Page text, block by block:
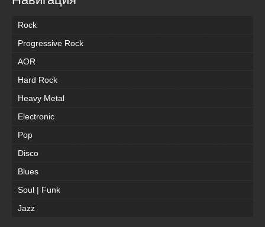
Rock
Progressive Rock
AOR
Hard Rock
Heavy Metal
Electronic
Pop
Disco
Blues
Soul | Funk
Jazz